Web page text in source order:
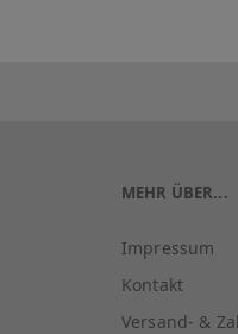
MEHR ÜBER...
Impressum
Kontakt
Versand- &